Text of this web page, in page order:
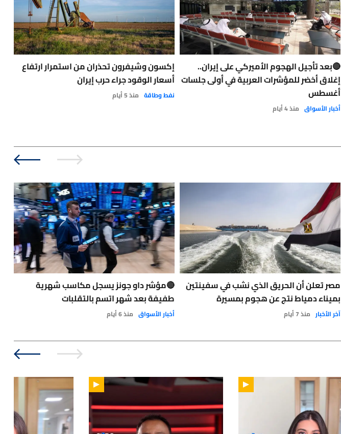
🔴بعد تأجيل الهجوم الأميركي على إيران..
إغلاق أخضر للمؤشرات العربية في أولى جلسات
أغسطس
أخبار الأسواق منذ 4 أيام
إكسون وشيفرون تحذران من استمرار ارتفاع
أسعار الوقود جراء حرب إيران
نفط وطاقة منذ 5 أيام
مصر تعلن أن الحريق الذي نشب في سفينتين
بميناء دمياط نتج عن هجوم بمسيرة
آخر الأخبار منذ 7 أيام
🔴مؤشر داو جونز يسجل مكاسب شهرية
طفيفة بعد شهر اتسم بالتقلبات
أخبار الأسواق منذ 6 أيام